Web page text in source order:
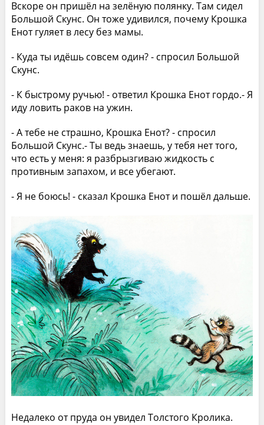
Вскоре он пришёл на зелёную полянку. Там сидел
Большой Скунс. Он тоже удивился, почему Крошка
Енот гуляет в лесу без мамы.
- Куда ты идёшь совсем один? - спросил Большой
Скунс.
- К быстрому ручью! - ответил Крошка Енот гордо.- Я
иду ловить раков на ужин.
- А тебе не страшно, Крошка Енот? - спросил
Большой Скунс.- Ты ведь знаешь, у тебя нет того,
что есть у меня: я разбрызгиваю жидкость с
противным запахом, и все убегают.
- Я не боюсь! - сказал Крошка Енот и пошёл дальше.
Недалеко от пруда он увидел Толстого Кролика.